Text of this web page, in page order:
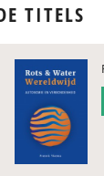
TITELS